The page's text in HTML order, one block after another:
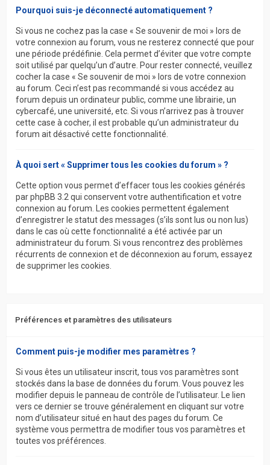
Pourquoi suis-je déconnecté automatiquement ?
Si vous ne cochez pas la case « Se souvenir de moi » lors de
votre connexion au forum, vous ne resterez connecté que pour
une période prédéfinie. Cela permet d’éviter que votre compte
soit utilisé par quelqu’un d’autre. Pour rester connecté, veuillez
cocher la case « Se souvenir de moi » lors de votre connexion
au forum. Ceci n’est pas recommandé si vous accédez au
forum depuis un ordinateur public, comme une librairie, un
cybercafé, une université, etc. Si vous n’arrivez pas à trouver
cette case à cocher, il est probable qu’un administrateur du
forum ait désactivé cette fonctionnalité.
À quoi sert « Supprimer tous les cookies du forum » ?
Cette option vous permet d’effacer tous les cookies générés
par phpBB 3.2 qui conservent votre authentification et votre
connexion au forum. Les cookies permettent également
d’enregistrer le statut des messages (s’ils sont lus ou non lus)
dans le cas où cette fonctionnalité a été activée par un
administrateur du forum. Si vous rencontrez des problèmes
récurrents de connexion et de déconnexion au forum, essayez
de supprimer les cookies.
Préférences et paramètres des utilisateurs
Comment puis-je modifier mes paramètres ?
Si vous êtes un utilisateur inscrit, tous vos paramètres sont
stockés dans la base de données du forum. Vous pouvez les
modifier depuis le panneau de contrôle de l’utilisateur. Le lien
vers ce dernier se trouve généralement en cliquant sur votre
nom d’utilisateur situé en haut des pages du forum. Ce
système vous permettra de modifier tous vos paramètres et
toutes vos préférences.